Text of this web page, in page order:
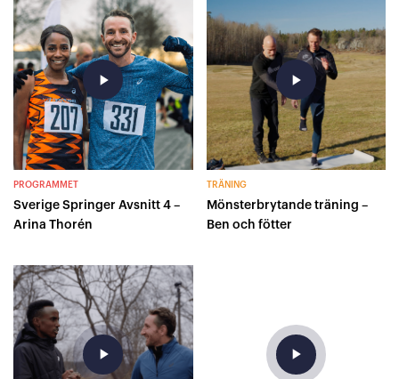
play_arrow
PROGRAMMET
Sverige Springer Avsnitt 4 –
Arina Thorén
play_arrow
TRÄNING
Mönsterbrytande träning –
Ben och fötter
play_arrow play_arrow